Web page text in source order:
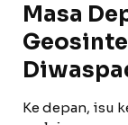
Masa
Ke depan, isu